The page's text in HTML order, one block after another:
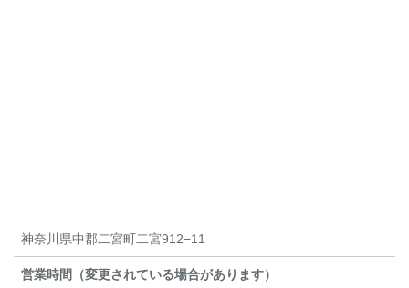
神奈川県中郡二宮町二宮912−11
営業時間（変更されている場合があります）